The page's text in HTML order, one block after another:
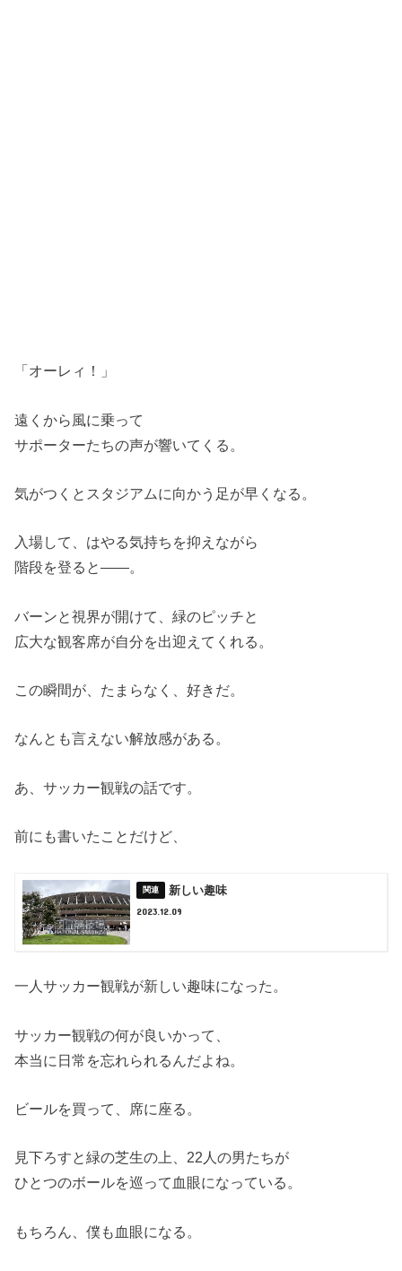
「オーレィ！」
遠くから風に乗って
サポーターたちの声が響いてくる。
気がつくとスタジアムに向かう足が早くなる。
入場して、はやる気持ちを抑えながら
階段を登ると――。
バーンと視界が開けて、緑のピッチと
広大な観客席が自分を出迎えてくれる。
この瞬間が、たまらなく、好きだ。
なんとも言えない解放感がある。
あ、サッカー観戦の話です。
前にも書いたことだけど、
新しい趣味
2023.12.09
一人サッカー観戦が新しい趣味になった。
サッカー観戦の何が良いかって、
本当に日常を忘れられるんだよね。
ビールを買って、席に座る。
見下ろすと緑の芝生の上、22人の男たちが
ひとつのボールを巡って血眼になっている。
もちろん、僕も血眼になる。